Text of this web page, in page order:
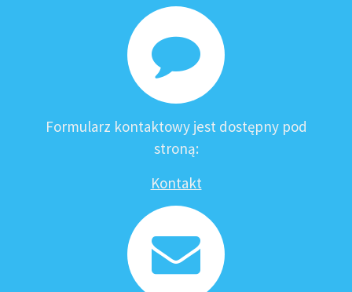
Formularz kontaktowy jest dostępny pod
stroną:
Kontakt